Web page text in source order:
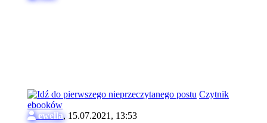
Czytnik
ebooków
ewella, 15.07.2021, 13:53